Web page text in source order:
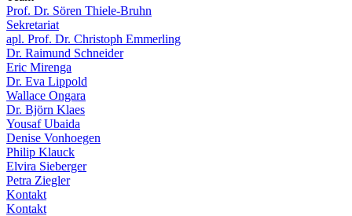
Prof. Dr. Sören Thiele-Bruhn
Sekretariat
apl. Prof. Dr. Christoph Emmerling
Dr. Raimund Schneider
Eric Mirenga
Dr. Eva Lippold
Wallace Ongara
Dr. Björn Klaes
Yousaf Ubaida
Denise Vonhoegen
Philip Klauck
Elvira Sieberger
Petra Ziegler
Kontakt
Kontakt